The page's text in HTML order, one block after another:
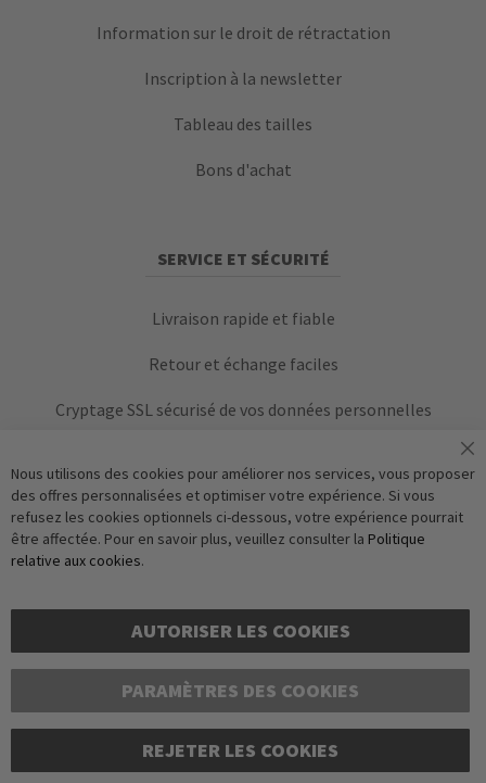
Information sur le droit de rétractation
Inscription à la newsletter
Tableau des tailles
Bons d'achat
SERVICE ET SÉCURITÉ
Livraison rapide et fiable
Retour et échange faciles
Cryptage SSL sécurisé de vos données personnelles
Clique ici pour vérifier
Copyright © 2016-2026 dagmarfischer mode. Tous droits réservés. Tous les prix sont
Nous utilisons des cookies pour améliorer nos services, vous proposer
des offres personnalisées et optimiser votre expérience. Si vous
refusez les cookies optionnels ci-dessous, votre expérience pourrait
être affectée. Pour en savoir plus, veuillez consulter la Politique
relative aux cookies.
AUTORISER LES COOKIES
PARAMÈTRES DES COOKIES
REJETER LES COOKIES